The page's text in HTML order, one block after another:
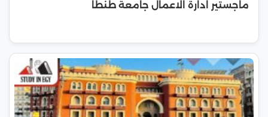
ماجستير ادارة الاعمال جامعة طنطا